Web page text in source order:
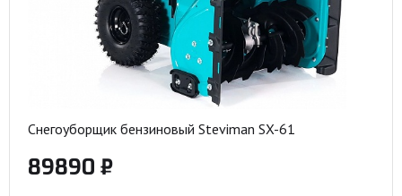
Снегоуборщик бензиновый Steviman SX-61
89890 ₽